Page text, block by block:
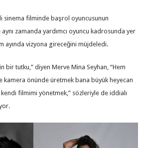
sinema filminde başrol oyuncusunun
zamanda yardımcı oyuncu kadrosunda yer
ayında vizyona gireceğini müjdeledi.
bir tutku,” diyen Merve Mina Seyhan, “Hem
kamera önünde üretmek bana büyük heyecan
filmimi yönetmek,” sözleriyle de iddialı